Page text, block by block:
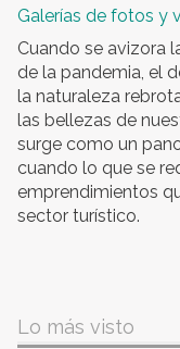
Galerías de fotos y
Cuando se avizora
de la pandemia, el
la naturaleza
las bellezas de
surge como un
cuando lo que se
emprendimientos
sector turístico.
Lo más visto